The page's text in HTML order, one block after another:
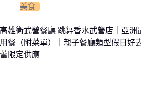
美食
高雄衛武營餐廳 跳舞香水武營店｜亞洲
用餐（附菜單）｜親子餐廳類型假日好
蕾限定供應